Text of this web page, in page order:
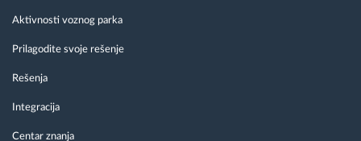
Aktivnosti voznog parka
Prilagodite svoje rešenje
Rešenja
Integracija
Centar znanja